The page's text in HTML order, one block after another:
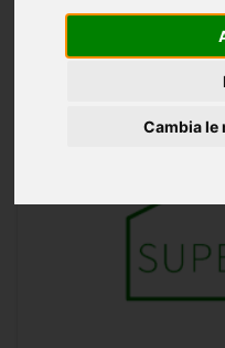
Cambia le
posto al secondo piano di
presenta abbastanza
ALCAMO